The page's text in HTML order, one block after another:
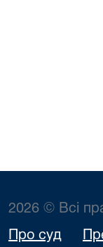
2026 © Всі
Про суд